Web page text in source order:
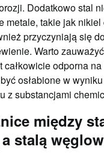
Dodatkowo stal
metale, takie jak nikiel
przyczyniają się
Warto
odporna
osłabione w
z substancjami
między
stalą